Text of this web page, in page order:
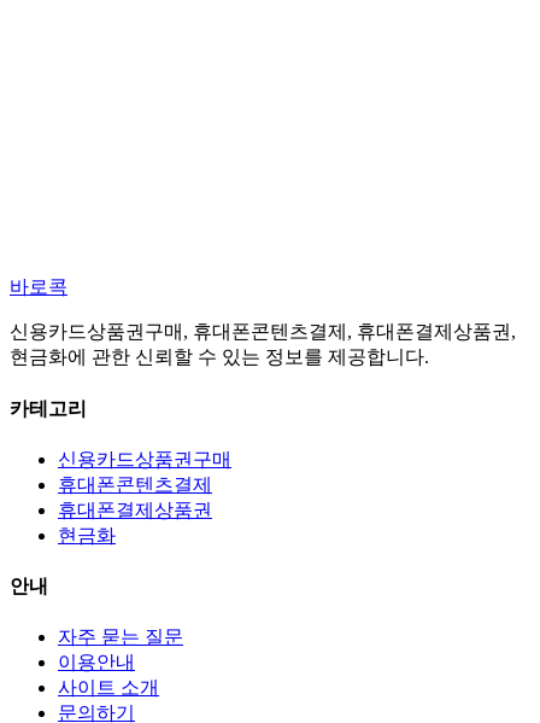
바로콕
신용카드상품권구매, 휴대폰콘텐츠결제, 휴대폰결제상품권,
현금화에 관한 신뢰할 수 있는 정보를 제공합니다.
카테고리
신용카드상품권구매
휴대폰콘텐츠결제
휴대폰결제상품권
현금화
안내
자주 묻는 질문
이용안내
사이트 소개
문의하기